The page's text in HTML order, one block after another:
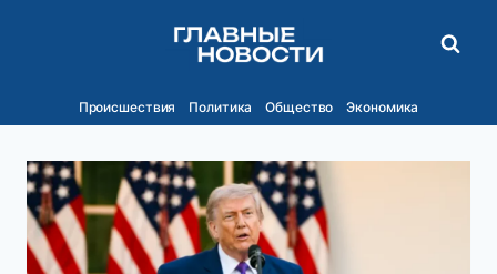
Происшествия Политика Общество Экономика